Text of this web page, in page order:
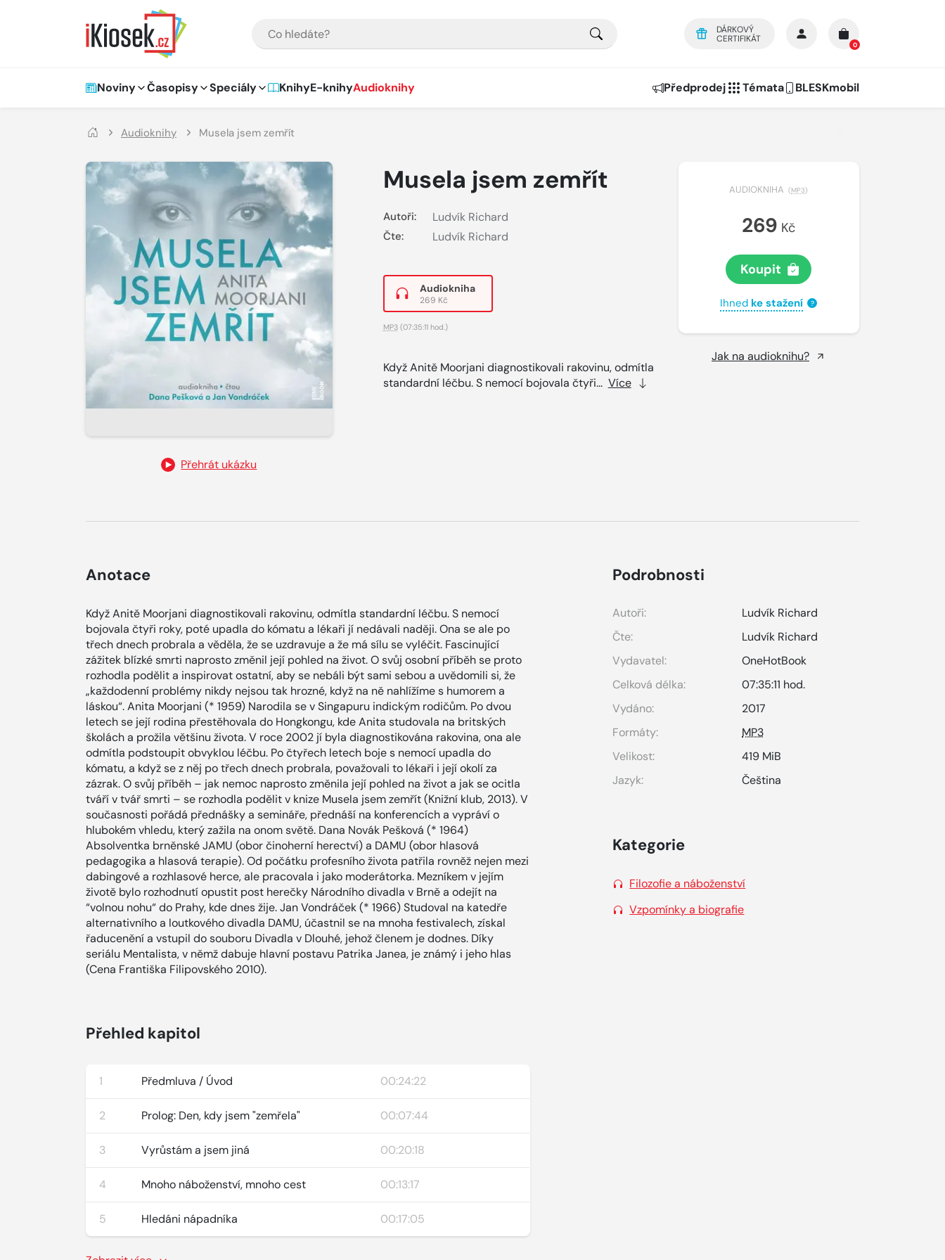
DÁRKOVÝ
CERTIFIKÁT
0
Hlavní navigace
Noviny Časopisy Speciály KnihyE-knihyAudioknihy Předprodej Témata BLESKmobil
Audioknihy Musela jsem zemřít
Přehrát ukázku
Musela jsem zemřít
Autoři: Ludvík Richard
Čte: Ludvík Richard
Audiokniha
269 Kč
MP3(07:35:11 hod.)
Když Anitě Moorjani diagnostikovali rakovinu, odmítla
standardní léčbu. S nemocí bojovala čtyři... Více
AUDIOKNIHA (MP3)
269 Kč
Koupit
Ihned ke stažení ?
Jak na audioknihu?
Anotace
Když Anitě Moorjani diagnostikovali rakovinu, odmítla standardní léčbu. S nemocí
bojovala čtyři roky, poté upadla do kómatu a lékaři jí nedávali naději. Ona se ale po
třech dnech probrala a věděla, že se uzdravuje a že má sílu se vyléčit. Fascinující
zážitek blízké smrti naprosto změnil její pohled na život. O svůj osobní příběh se proto
rozhodla podělit a inspirovat ostatní, aby se nebáli být sami sebou a uvědomili si, že
„každodenní problémy nikdy nejsou tak hrozné, když na ně nahlížíme s humorem a
láskou“. Anita Moorjani (* 1959) Narodila se v Singapuru indickým rodičům. Po dvou
letech se její rodina přestěhovala do Hongkongu, kde Anita studovala na britských
školách a prožila většinu života. V roce 2002 jí byla diagnostikována rakovina, ona ale
odmítla podstoupit obvyklou léčbu. Po čtyřech letech boje s nemocí upadla do
kómatu, a když se z něj po třech dnech probrala, považovali to lékaři i její okolí za
zázrak. O svůj příběh – jak nemoc naprosto změnila její pohled na život a jak se ocitla
tváří v tvář smrti – se rozhodla podělit v knize Musela jsem zemřít (Knižní klub, 2013). V
současnosti pořádá přednášky a semináře, přednáší na konferencích a vypráví o
hlubokém vhledu, který zažila na onom světě. Dana Novák Pešková (* 1964)
Absolventka brněnské JAMU (obor činoherní herectví) a DAMU (obor hlasová
pedagogika a hlasová terapie). Od počátku profesního života patřila rovněž nejen mezi
dabingové a rozhlasové herce, ale pracovala i jako moderátorka. Mezníkem v jejím
životě bylo rozhodnutí opustit post herečky Národního divadla v Brně a odejít na
“volnou nohu“ do Prahy, kde dnes žije. Jan Vondráček (* 1966) Studoval na katedře
alternativního a loutkového divadla DAMU, účastnil se na mnoha festivalech, získal
řaducenění a vstupil do souboru Divadla v Dlouhé, jehož členem je dodnes. Díky
seriálu Mentalista, v němž dabuje hlavní postavu Patrika Janea, je známý i jeho hlas
(Cena Františka Filipovského 2010).
Přehled kapitol
1 Předmluva / Úvod 00:24:22
2 Prolog: Den, kdy jsem "zemřela" 00:07:44
3 Vyrůstám a jsem jiná 00:20:18
4 Mnoho náboženství, mnoho cest 00:13:17
5 Hledáni nápadníka 00:17:05
Podrobnosti
Autoři:
Ludvík Richard
Čte:
Ludvík Richard
Vydavatel:
OneHotBook
Celková délka:
07:35:11 hod.
Vydáno:
2017
Formáty:
MP3
Velikost:
419 MiB
Jazyk:
Čeština
Kategorie
Filozofie a náboženství
Vzpomínky a biografie